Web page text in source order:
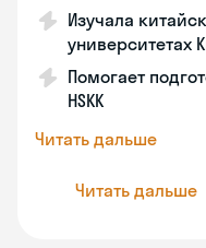
Изучала
университетах
Помогает
HSKK
Читать дальше
Читать дальше